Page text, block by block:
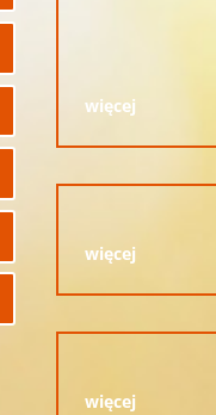
więcej
więcej
więcej